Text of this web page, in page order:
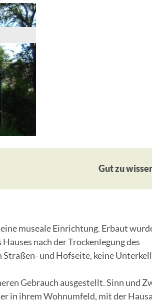
Gut zu
museale Einrichtung. Erbaut
nach der Trockenlegung des
und Hofseite, keine
Gebrauch ausgestellt. Sinn und
in ihrem Wohnumfeld, mit der